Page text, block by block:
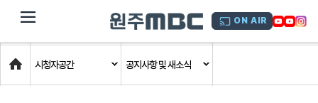
dehaze ON AIR
Home
시청자공간 공지사항 및 새소식